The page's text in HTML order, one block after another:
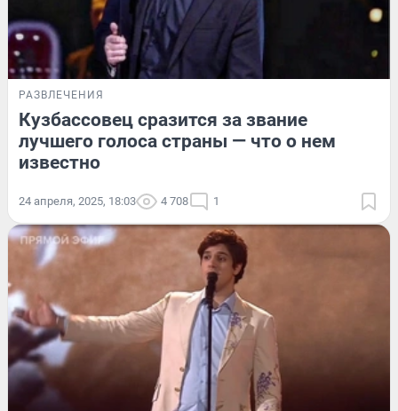
РАЗВЛЕЧЕНИЯ
Кузбассовец сразится за звание
лучшего голоса страны — что о нем
известно
24 апреля, 2025, 18:03 4 708 1